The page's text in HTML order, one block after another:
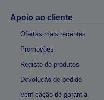
Apoio ao cliente
Ofertas mais recentes
Promoções
Registo de produtos
Devolução de pedido
Verificação de garantia